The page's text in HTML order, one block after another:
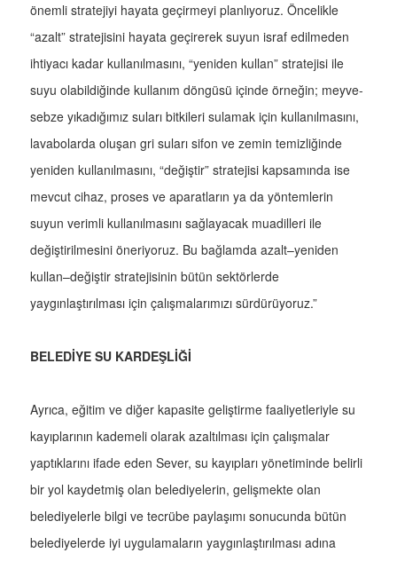
önemli stratejiyi hayata geçirmeyi planlıyoruz. Öncelikle
“azalt” stratejisini hayata geçirerek suyun israf edilmeden
ihtiyacı kadar kullanılmasını, “yeniden kullan” stratejisi ile
suyu olabildiğinde kullanım döngüsü içinde örneğin; meyve-
sebze yıkadığımız suları bitkileri sulamak için kullanılmasını,
lavabolarda oluşan gri suları sifon ve zemin temizliğinde
yeniden kullanılmasını, “değiştir” stratejisi kapsamında ise
mevcut cihaz, proses ve aparatların ya da yöntemlerin
suyun verimli kullanılmasını sağlayacak muadilleri ile
değiştirilmesini öneriyoruz. Bu bağlamda azalt–yeniden
kullan–değiştir stratejisinin bütün sektörlerde
yaygınlaştırılması için çalışmalarımızı sürdürüyoruz.”
BELEDİYE SU KARDEŞLİĞİ
Ayrıca, eğitim ve diğer kapasite geliştirme faaliyetleriyle su
kayıplarının kademeli olarak azaltılması için çalışmalar
yaptıklarını ifade eden Sever, su kayıpları yönetiminde belirli
bir yol kaydetmiş olan belediyelerin, gelişmekte olan
belediyelerle bilgi ve tecrübe paylaşımı sonucunda bütün
belediyelerde iyi uygulamaların yaygınlaştırılması adına